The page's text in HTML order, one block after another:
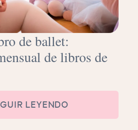
de ballet:
de libros de
LEYENDO